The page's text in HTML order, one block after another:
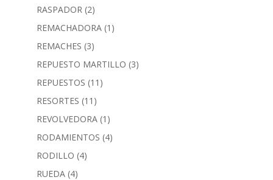
RASPADOR (2)
REMACHADORA (1)
REMACHES (3)
REPUESTO MARTILLO (3)
REPUESTOS (11)
RESORTES (11)
REVOLVEDORA (1)
RODAMIENTOS (4)
RODILLO (4)
RUEDA (4)